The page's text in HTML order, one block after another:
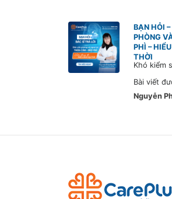
BẠN HỎI
PHÒNG
PHÌ –
THỜI
Bài viết
Nguyễn